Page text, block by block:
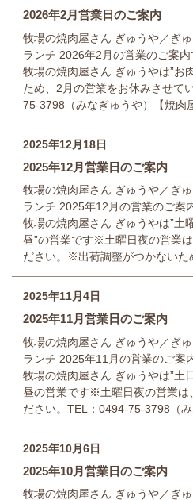
2026年2月営業日のご案内
牧場の焼肉屋さん ぎゅうや／ぎ
ランチ 2026年2月の営業のご案
牧場の焼肉屋さん ぎゅうやは”お
ため、2月の営業をお休みさせて
75-3798（みなぎゅうや）【焼肉
2025年12月18日
2025年12月営業日のご案内
牧場の焼肉屋さん ぎゅうや／ぎ
ランチ 2025年12月の営業のご案
牧場の焼肉屋さん ぎゅうやは”土
昼”の営業です※土曜日夜の営業
ださい。※出荷調整がつかない
2025年11月4日
2025年11月営業日のご案内
牧場の焼肉屋さん ぎゅうや／ぎ
ランチ 2025年11月の営業のご案
牧場の焼肉屋さん ぎゅうやは”土
昼の営業です※土曜日夜の営業は
ださい。TEL：0494-75-3798（
2025年10月6日
2025年10月営業日のご案内
牧場の焼肉屋さん ぎゅうや／ぎ